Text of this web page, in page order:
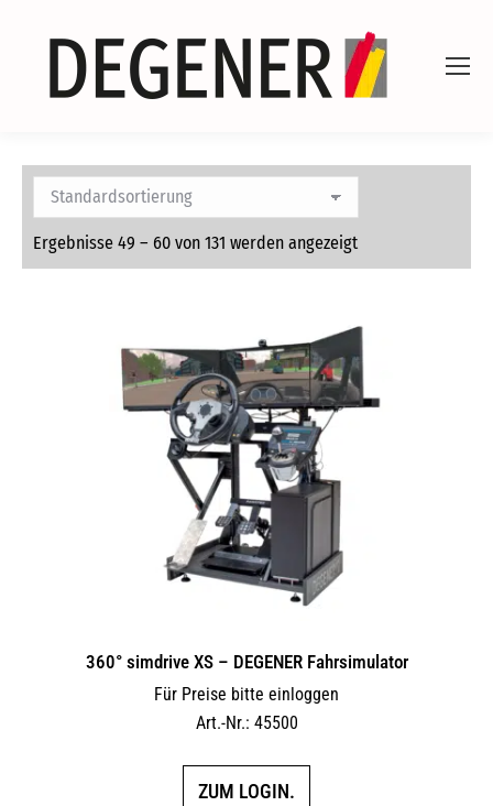
Ergebnisse 49 – 60 von 131 werden angezeigt
360° simdrive XS – DEGENER Fahrsimulator
Für Preise bitte einloggen
Art.-Nr.: 45500
ZUM LOGIN.